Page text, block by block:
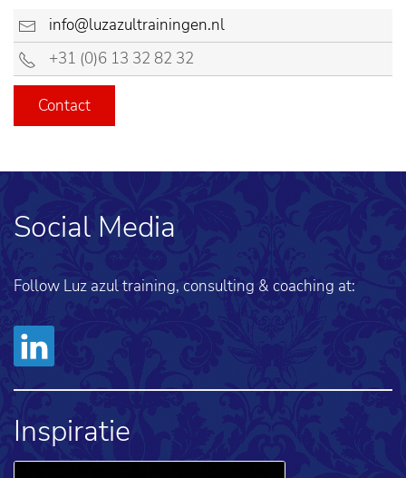
info@luzazultrainingen.nl
+31 (0)6 13 32 82 32
Contact
Social Media
Follow Luz azul training, consulting & coaching at:
Inspiratie